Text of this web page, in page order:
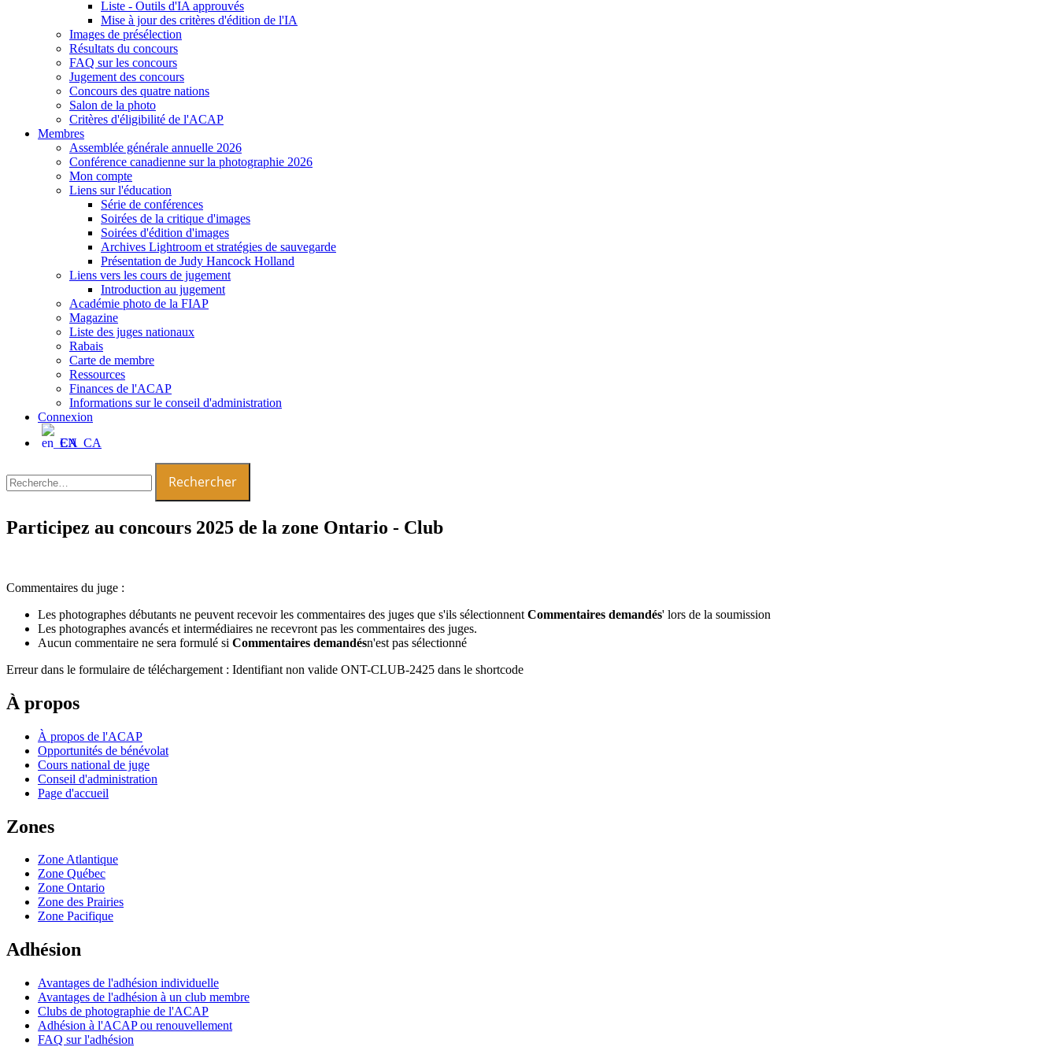
Liste - Outils d'IA approuvés
Mise à jour des critères d'édition de l'IA
Images de présélection
Résultats du concours
FAQ sur les concours
Jugement des concours
Concours des quatre nations
Salon de la photo
Critères d'éligibilité de l'ACAP
Membres
Assemblée générale annuelle 2026
Conférence canadienne sur la photographie 2026
Mon compte
Liens sur l'éducation
Série de conférences
Soirées de la critique d'images
Soirées d'édition d'images
Archives Lightroom et stratégies de sauvegarde
Présentation de Judy Hancock Holland
Liens vers les cours de jugement
Introduction au jugement
Académie photo de la FIAP
Magazine
Liste des juges nationaux
Rabais
Carte de membre
Ressources
Finances de l'ACAP
Informations sur le conseil d'administration
Connexion
EN_CA
Participez au concours 2025 de la zone Ontario - Club
Commentaires du juge :
Les photographes débutants ne peuvent recevoir les commentaires des juges que s'ils sélectionnent Commentaires demandés' lors de la soumission
Les photographes avancés et intermédiaires ne recevront pas les commentaires des juges.
Aucun commentaire ne sera formulé si Commentaires demandésn'est pas sélectionné
Erreur dans le formulaire de téléchargement : Identifiant non valide ONT-CLUB-2425 dans le shortcode
À propos
À propos de l'ACAP
Opportunités de bénévolat
Cours national de juge
Conseil d'administration
Page d'accueil
Zones
Zone Atlantique
Zone Québec
Zone Ontario
Zone des Prairies
Zone Pacifique
Adhésion
Avantages de l'adhésion individuelle
Avantages de l'adhésion à un club membre
Clubs de photographie de l'ACAP
Adhésion à l'ACAP ou renouvellement
FAQ sur l'adhésion